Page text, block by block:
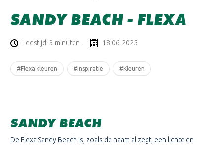
SANDY BEACH - FLEXA
Leestijd: 3 minuten 18-06-2025
#Flexa kleuren #Inspiratie #Kleuren
SANDY BEACH
De Flexa Sandy Beach is, zoals de naam al zegt, een lichte en